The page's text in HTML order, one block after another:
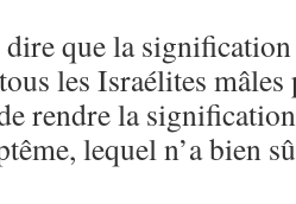
dire que la
les Israélites
rendre la
lequel n’a bien